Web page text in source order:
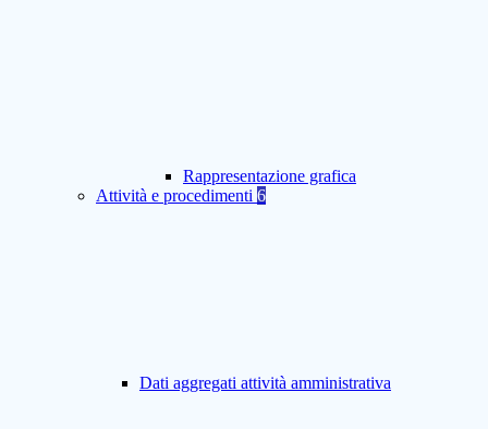
Rappresentazione grafica
Attività e procedimenti 6
Dati aggregati attività amministrativa